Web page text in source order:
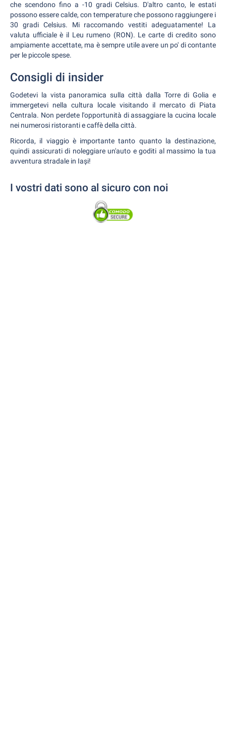
che scendono fino a -10 gradi Celsius. D'altro canto, le estati
possono essere calde, con temperature che possono raggiungere i
30 gradi Celsius. Mi raccomando vestiti adeguatamente! La
valuta ufficiale è il Leu rumeno (RON). Le carte di credito sono
ampiamente accettate, ma è sempre utile avere un po' di contante
per le piccole spese.
Consigli di insider
Godetevi la vista panoramica sulla città dalla Torre di Golia e
immergetevi nella cultura locale visitando il mercato di Piata
Centrala. Non perdete l'opportunità di assaggiare la cucina locale
nei numerosi ristoranti e caffè della città.
Ricorda, il viaggio è importante tanto quanto la destinazione,
quindi assicurati di noleggiare un'auto e goditi al massimo la tua
avventura stradale in Iași!
I vostri dati sono al sicuro con noi